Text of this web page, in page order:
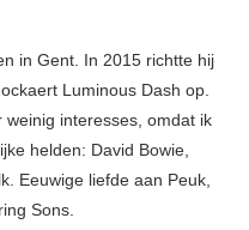
in Gent. In 2015 richtte hij
Luminous Dash op.
interesses, omdat ik
helden: David Bowie,
Eeuwige liefde aan Peuk,
Sons.